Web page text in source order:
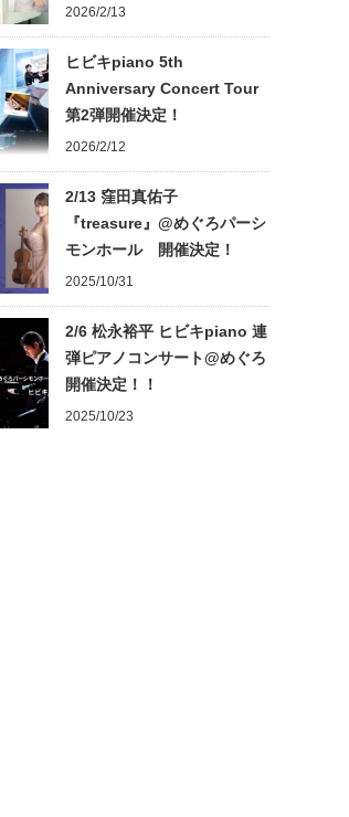
2026/2/13
ヒビキpiano 5th
Anniversary Concert Tour
第2弾開催決定！
2026/2/12
2/13 窪田真佑子
『treasure』@めぐろパーシ
モンホール 開催決定！
2025/10/31
2/6 松永裕平 ヒビキpiano 連
弾ピアノコンサート@めぐろ
開催決定！！
2025/10/23